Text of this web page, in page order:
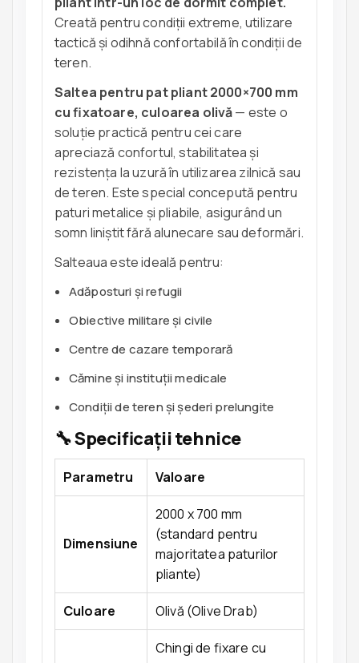
Creată pentru condiții extreme, utilizare
tactică și odihnă confortabilă în condiții de
teren.
Saltea pentru pat pliant 2000×700 mm
cu fixatoare, culoarea olivă— este o
soluție practică pentru cei care
apreciază confortul, stabilitatea și
rezistența la uzură în utilizarea zilnică sau
de teren. Este special concepută pentru
paturi metalice și pliabile, asigurând un
somn liniștit fără alunecare sau deformări.
Salteaua este ideală pentru:
Adăposturi și refugii
Obiective militare și civile
Centre de cazare temporară
Cămine și instituții medicale
Condiții de teren și șederi prelungite
🔧 Specificații tehnice
Parametru Valoare
Dimensiune
2000 x 700 mm
(standard pentru
majoritatea paturilor
pliante)
Culoare Olivă (Olive Drab)
Chingi de fixare cu